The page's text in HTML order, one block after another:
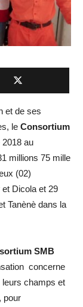
et de ses
le Consortium
au
millions 75 mille
(02)
Dicola et 29
Tanènè dans la
SMB
concerne
leurs champs et
pour